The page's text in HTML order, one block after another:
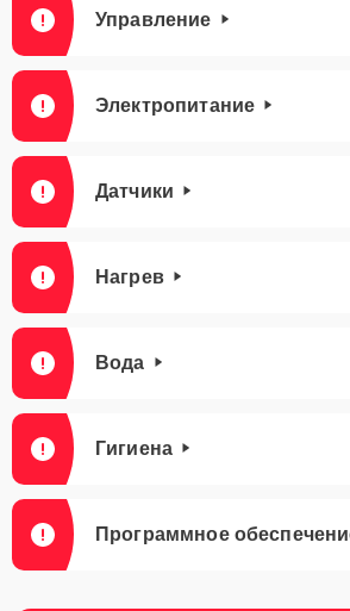
Управление
Электропитание
Датчики
Нагрев
Вода
Гигиена
Программное